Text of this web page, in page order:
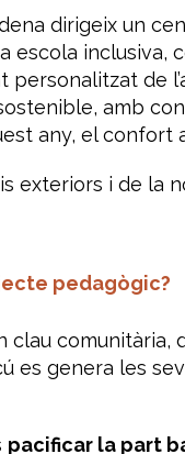
dirigeix un
escola inclusiva,
de
amb
any, el confort
exteriors i de la
pedagògic?
clau comunitària,
es genera les
pacificar la part